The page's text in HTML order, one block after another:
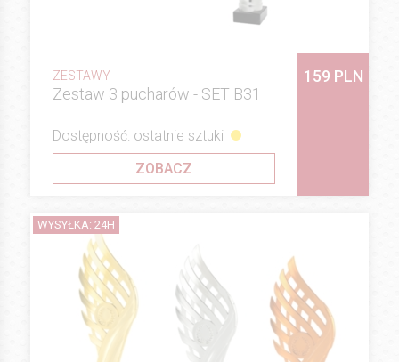
ZESTAWY
Zestaw 3 pucharów - SET B31
159 PLN
Dostępność: ostatnie sztuki
ZOBACZ
WYSYŁKA: 24H